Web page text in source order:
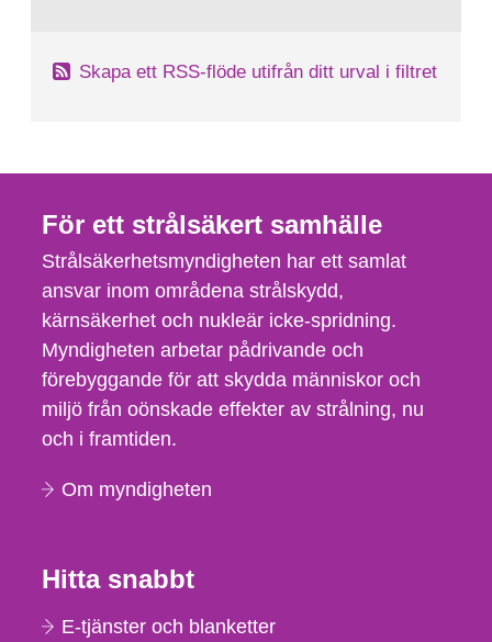
Skapa ett RSS-flöde utifrån ditt urval i filtret
För ett strålsäkert samhälle
Strålsäkerhetsmyndigheten har ett samlat
ansvar inom områdena strålskydd,
kärnsäkerhet och nukleär icke-spridning.
Myndigheten arbetar pådrivande och
förebyggande för att skydda människor och
miljö från oönskade effekter av strålning, nu
och i framtiden.
Om myndigheten
Hitta snabbt
E-tjänster och blanketter